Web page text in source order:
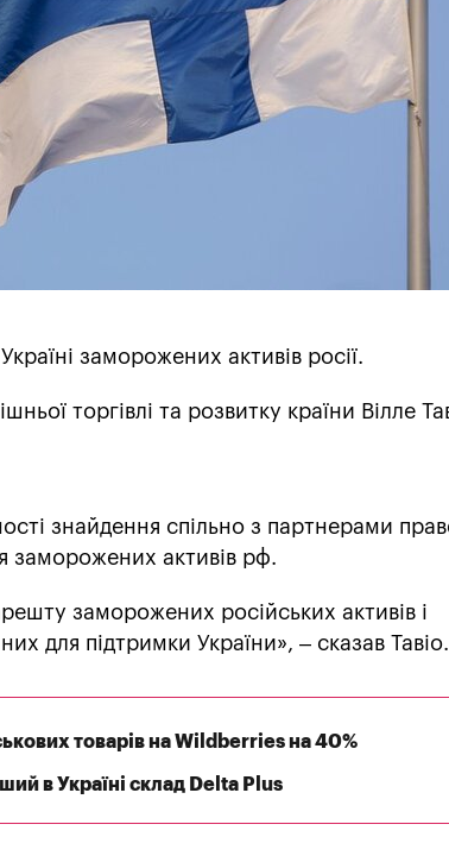
заморожених активів росії.
торгівлі та розвитку країни Вілле
знайдення спільно з партнерами
заморожених активів рф.
заморожених російських активів і
для підтримки України», – сказав Тавіо.
товарів на Wildberries на 40%
в Україні склад Delta Plus